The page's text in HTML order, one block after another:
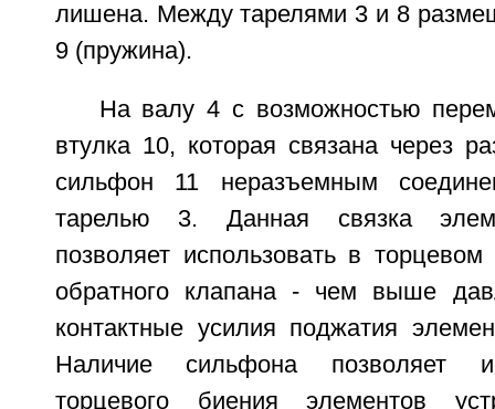
лишена. Между тарелями 3 и 8
9 (пружина).
На валу 4 с возможностью
втулка 10, которая связана через
сильфон 11 неразъемным
тарелью 3. Данная связка
позволяет использовать в
обратного клапана - чем выше
контактные усилия поджатия
Наличие сильфона позволяет
торцевого биения элементов